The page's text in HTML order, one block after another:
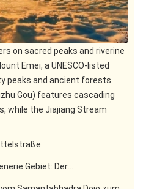
on sacred peaks and riverine
Emei, a UNESCO-listed
peaks and ancient forests.
Gou) features cascading
while the Jiajiang Stream